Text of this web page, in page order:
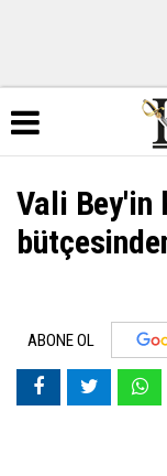
Vali Bey'in
ABONE OL